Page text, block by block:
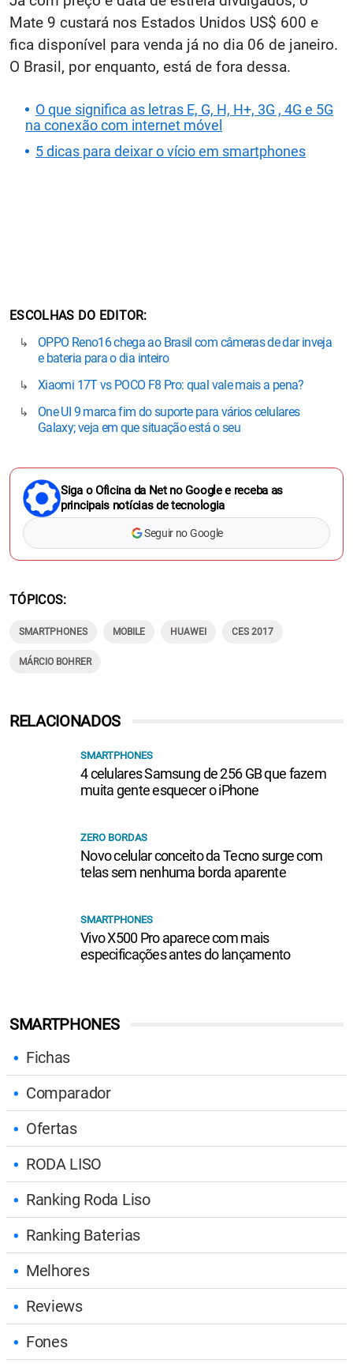
Mate 9 custará nos Estados Unidos US$ 600 e
fica disponível para venda já no dia 06 de janeiro.
O Brasil, por enquanto, está de fora dessa.
O que significa as letras E, G, H, H+, 3G , 4G e 5G
na conexão com internet móvel
5 dicas para deixar o vício em smartphones
ESCOLHAS DO EDITOR
OPPO Reno16 chega ao Brasil com câmeras de dar inveja
e bateria para o dia inteiro
Xiaomi 17T vs POCO F8 Pro: qual vale mais a pena?
One UI 9 marca fim do suporte para vários celulares
Galaxy; veja em que situação está o seu
Siga o Oficina da Net no Google e receba as
principais notícias de tecnologia
Seguir no Google
TÓPICOS
SMARTPHONES MOBILE HUAWEI CES 2017
MÁRCIO BOHRER
SMARTPHONES
Fichas
Comparador
Ofertas
RODA LISO
Ranking Roda Liso
Ranking Baterias
Melhores
Reviews
Fones
RELACIONADOS
SMARTPHONES
4 celulares Samsung de 256 GB que fazem
muita gente esquecer o iPhone
ZERO BORDAS
Novo celular conceito da Tecno surge com
telas sem nenhuma borda aparente
SMARTPHONES
Vivo X500 Pro aparece com mais
especificações antes do lançamento